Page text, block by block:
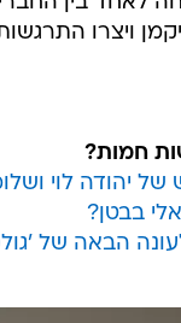
ויצרו
חמות?
יהודה לוי
בבטן?
לעונה הבאה של